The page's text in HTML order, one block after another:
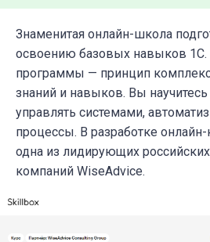
Знаменитая онлайн-школа
освоению базовых навыков 1С.
программы — принцип
знаний и навыков. Вы научитесь
управлять системами,
процессы. В разработке онлайн-
одна из лидирующих
компаний WiseAdvice.